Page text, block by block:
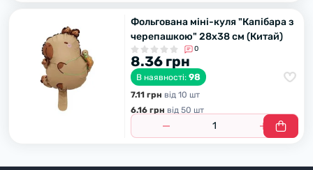
Фольгована міні-куля "Капібара з
черепашкою" 28х38 см (Китай)
0
8.36 грн
В наявності: 98
7.11 грн вiд 10 шт
6.16 грн вiд 50 шт